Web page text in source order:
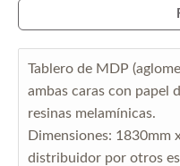
Tablero de MDP
ambas caras con papel
resinas melamínicas.
Dimensiones: 1830mm
distribuidor por otros